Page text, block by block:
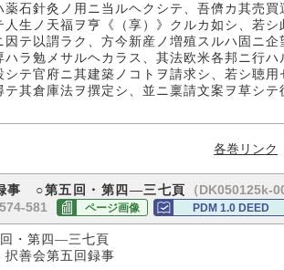
薬石針灸ノ用ニ当ルヘクシテ、吾儕カ其売
人生ノ天福ヲ亨《（享）》クルカ如シ、若
因テ以謂ラク、方今新産ノ増殖スルハ固ニ
ハラ勉メサルヘカラス、其法欧米各邦ニ行
シテ官府ニ其建築ノコトヲ請求シ、若シ聴
テ其倉庫法ヲ撰定シ、並ニ稟請文案ヲ草シ
各巻リンク
事 ○第五回・第四―三七頁
（DK050125k-
581
ページ画像 PDM 1.0 DEED
・第四―三七頁
第五回録事